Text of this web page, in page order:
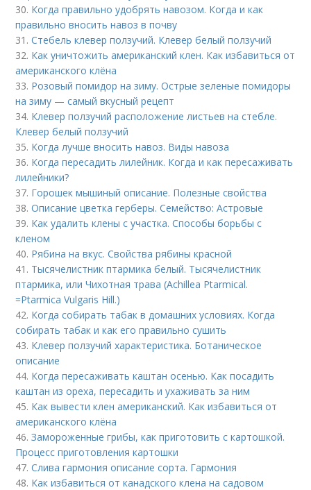
30. Когда правильно удобрять навозом. Когда и как
правильно вносить навоз в почву
31.Стебель клевер ползучий. Клевер белый ползучий
32. Как уничтожить американский клен. Как избавиться от
американского клёна
33. Розовый помидор на зиму. Острые зеленые помидоры
на зиму — самый вкусный рецепт
34. Клевер ползучий расположение листьев на стебле.
Клевер белый ползучий
35. Когда лучше вносить навоз. Виды навоза
36. Когда пересадить лилейник. Когда и как пересаживать
лилейники?
37. Горошек мышиный описание. Полезные свойства
38.Описание цветка герберы. Семейство: Астровые
39. Как удалить клены с участка. Способы борьбы с
кленом
40. Рябина на вкус. Свойства рябины красной
41. Тысячелистник птармика белый. Тысячелистник
птармика, или Чихотная трава (Achillea Ptarmical.
=Ptarmica Vulgaris Hill.)
42. Когда собирать табак в домашних условиях. Когда
собирать табак и как его правильно сушить
43. Клевер ползучий характеристика. Ботаническое
описание
44. Когда пересаживать каштан осенью. Как посадить
каштан из ореха, пересадить и ухаживать за ним
45. Как вывести клен американский. Как избавиться от
американского клёна
46.Замороженные грибы, как приготовить с картошкой.
Процесс приготовления картошки
47.Слива гармония описание сорта. Гармония
48. Как избавиться от канадского клена на садовом